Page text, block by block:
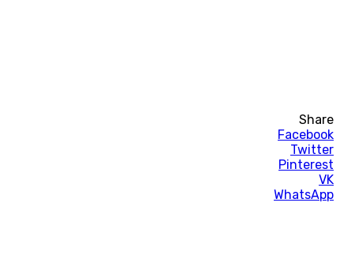
Share
Facebook
Twitter
Pinterest
VK
WhatsApp